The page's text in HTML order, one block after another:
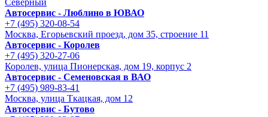
Северный
Автосервис - Люблино в ЮВАО
+7 (495) 320-08-54
Москва, Егорьевский проезд, дом 35, строение 11
Автосервис - Королев
+7 (495) 320-27-06
Королев, улица Пионерская, дом 19, корпус 2
Автосервис - Семеновская в ВАО
+7 (495) 989-83-41
Москва, улица Ткацкая, дом 12
Автосервис - Бутово